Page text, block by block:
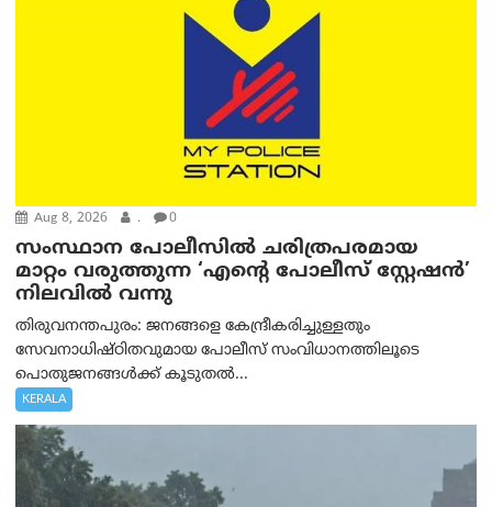
Aug 8, 2026 . 0
സംസ്ഥാന പോലീസിൽ ചരിത്രപരമായ
മാറ്റം വരുത്തുന്ന ‘എന്റെ പോലീസ് സ്റ്റേഷൻ’
നിലവില്‍ വന്നു
തിരുവനന്തപുരം: ജനങ്ങളെ കേന്ദ്രീകരിച്ചുള്ളതും
സേവനാധിഷ്ഠിതവുമായ പോലീസ് സംവിധാനത്തിലൂടെ
പൊതുജനങ്ങൾക്ക് കൂടുതൽ...
KERALA